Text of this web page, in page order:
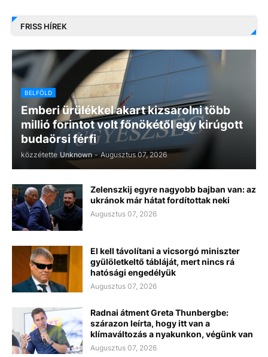
FRISS HÍREK
BELFÖLD
Emberi ürülékkel akart kizsarolni több
millió forintot volt főnökétől egy kirúgott
budaörsi férfi
közzétette Unknown - Augusztus 07, 2026
Zelenszkij egyre nagyobb bajban van: az
ukránok már hátat fordítottak neki
Augusztus 07, 2026
El kell távolítani a vicsorgó miniszter
gyülöletkeltő tábláját, mert nincs rá
hatósági engedélyük
Augusztus 07, 2026
Radnai átment Greta Thunbergbe:
szárazon leírta, hogy itt van a
klímaváltozás a nyakunkon, végünk van
Augusztus 07, 2026